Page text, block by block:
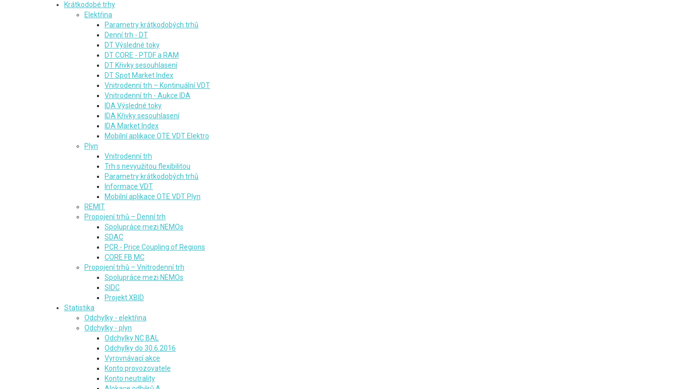
Krátkodobé trhy
Elektřina
Parametry krátkodobých trhů
Denní trh - DT
DT Výsledné toky
DT CORE - PTDF a RAM
DT Křivky sesouhlasení
DT Spot Market Index
Vnitrodenní trh – Kontinuální VDT
Vnitrodenní trh - Aukce IDA
IDA Výsledné toky
IDA Křivky sesouhlasení
IDA Market Index
Mobilní aplikace OTE VDT Elektro
Plyn
Vnitrodenní trh
Trh s nevyužitou flexibilitou
Parametry krátkodobých trhů
Informace VDT
Mobilní aplikace OTE VDT Plyn
REMIT
Propojení trhů – Denní trh
Spolupráce mezi NEMOs
SDAC
PCR - Price Coupling of Regions
CORE FB MC
Propojení trhů – Vnitrodenní trh
Spolupráce mezi NEMOs
SIDC
Projekt XBID
Statistika
Odchylky - elektřina
Odchylky - plyn
Odchylky NC BAL
Odchylky do 30.6.2016
Vyrovnávací akce
Konto provozovatele
Konto neutrality